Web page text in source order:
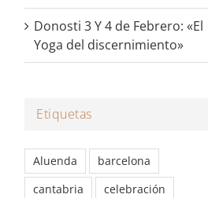
Donosti 3 Y 4 de Febrero: «El
Yoga del discernimiento»
Etiquetas
Aluenda
barcelona
cantabria
celebración